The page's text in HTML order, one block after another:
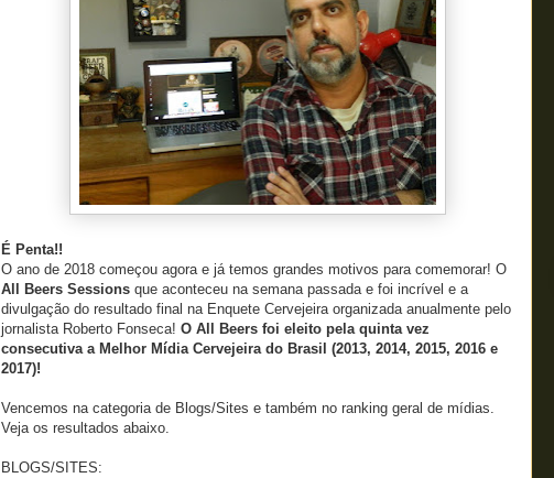
É Penta!!
O ano de 2018 começou agora e já temos grandes motivos para comemorar! O
All Beers Sessions que aconteceu na semana passada e foi incrível e a
divulgação do resultado final na Enquete Cervejeira organizada anualmente pelo
jornalista Roberto Fonseca! O All Beers foi eleito pela quinta vez
consecutiva a Melhor Mídia Cervejeira do Brasil (2013, 2014, 2015, 2016 e
2017)!
Vencemos na categoria de Blogs/Sites e também no ranking geral de mídias.
Veja os resultados abaixo.
BLOGS/SITES: